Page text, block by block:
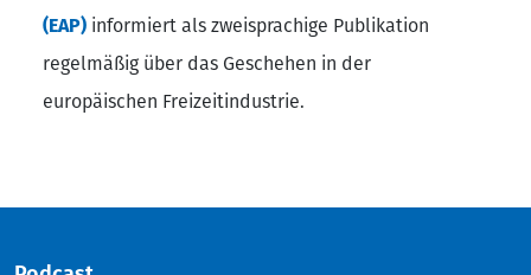
(EAP) informiert als zweisprachige Publikation
regelmäßig über das Geschehen in der
europäischen Freizeitindustrie.